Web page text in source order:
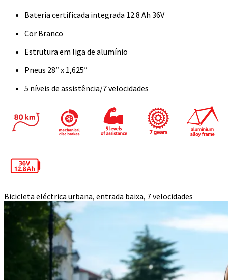
Bateria certificada integrada 12.8 Ah 36V
Cor Branco
Estrutura em liga de alumínio
Pneus 28″ x 1,625″
5 níveis de assistência/7 velocidades
Bicicleta eléctrica urbana, entrada baixa, 7 velocidades